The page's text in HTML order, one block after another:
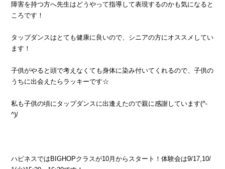
障害を持つ方へ先生はどうやって指導して表現するのかも気になると
ころです！
タップダンスはとても健康に良いので、シニアの方にオススメしてい
ます！
子供がやると頭で考えなくても身体に染み付いてくれるので、子供の
うちに出会えたらラッキーです☆
私も子供の頃にタップダンスに出逢えたので親に感謝しています(^-
^)/
ハピネスではBIGHOPクラスが10月からスタート！体験会は9/17,10/